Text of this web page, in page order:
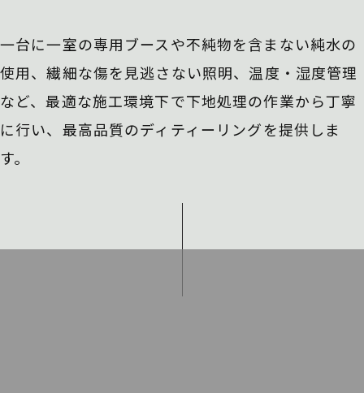
一台に一室の専用ブースや不純物を含まない純水の
使用、繊細な傷を見逃さない照明、温度・湿度管理
など、最適な施工環境下で下地処理の作業から丁寧
に行い、 最高品質のディティーリングを提供しま
す。